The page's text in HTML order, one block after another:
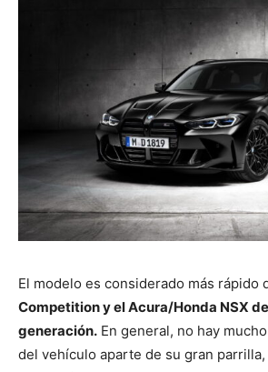
El modelo es considerado más rápido
Competition y el Acura/Honda NSX
generación. En general, no hay
del vehículo aparte de su gran